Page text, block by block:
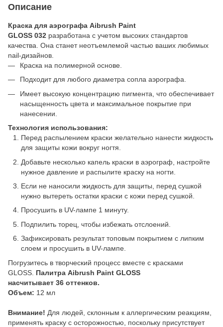
Описание
Краска для аэрографа Aibrush Paint
GLOSS 032 разработана с учетом высоких стандартов
качества. Она станет неотъемлемой частью ваших любимых
nail-дизайнов.
Краска на полимерной основе.
Подходит для любого диаметра сопла аэрографа.
Имеет высокую концентрацию пигмента, что обеспечивает
насыщенность цвета и максимальное покрытие при
нанесении.
Технология использования:
Перед распылением краски желательно нанести жидкость
для защиты кожи вокруг ногтя.
Добавьте несколько капель краски в аэрограф, настройте
нужное давление и распылите краску на ногти.
Если не наносили жидкость для защиты, перед сушкой
нужно вытереть остатки краски с кожи перед сушкой.
Просушить в UV-лампе 1 минуту.
Подпилить торец, чтобы избежать отслоений.
Зафиксировать результат топовым покрытием с липким
слоем и просушить в UV-лампе.
Погрузитесь в творческий процесс вместе с красками
GLOSS. Палитра Aibrush Paint GLOSS
насчитывает 36 оттенков.
Объем: 12 мл
Внимание! Для людей, склонным к аллергическим реакциям,
применять краску с осторожностью, поскольку присутствует